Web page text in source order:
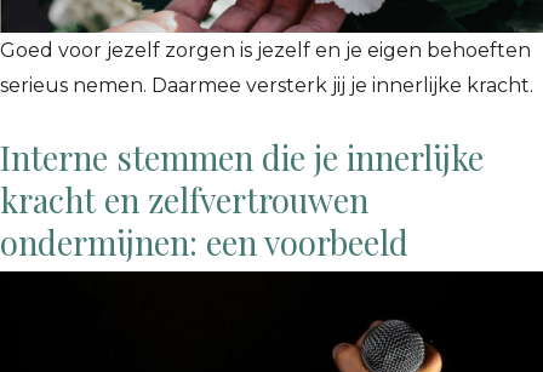
Goed voor jezelf zorgen is jezelf en je eigen behoeften
serieus nemen. Daarmee versterk jij je innerlijke kracht.
Interne stemmen die je innerlijke
kracht en zelfvertrouwen
ondermijnen: een voorbeeld